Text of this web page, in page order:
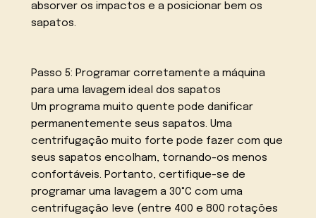
absorver os impactos e a posicionar bem os
sapatos.
Passo 5: Programar corretamente a máquina
para uma lavagem ideal dos sapatos
Um programa muito quente pode danificar
permanentemente seus sapatos. Uma
centrifugação muito forte pode fazer com que
seus sapatos encolham, tornando-os menos
confortáveis. Portanto, certifique-se de
programar uma lavagem a 30°C com uma
centrifugação leve (entre 400 e 800 rotações